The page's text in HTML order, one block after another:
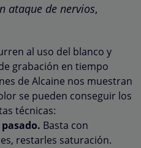
ataque de nervios,
al uso del blanco y
grabación en tiempo
de Alcaine nos muestran
se pueden conseguir los
técnicas:
Basta con
restarles saturación.